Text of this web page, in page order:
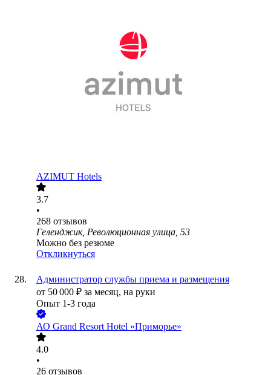
AZIMUT Hotels
3.7
•
268 отзывов
Геленджик, Революционная улица, 53
Можно без резюме
Откликнуться
Администратор службы приема и размещения
от 50 000 ₽ за месяц, на руки
Опыт 1-3 года
АО Grand Resort Hotel «Приморье»
4.0
•
26 отзывов